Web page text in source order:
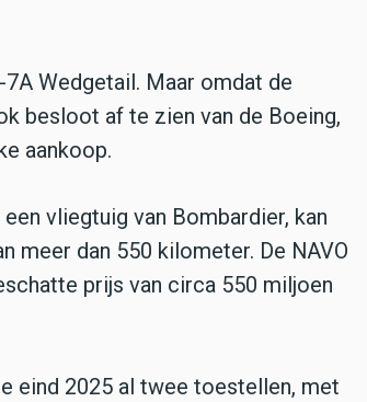
Wedgetail. Maar omdat de
besloot af te zien van de Boeing,
aankoop.
vliegtuig van Bombardier, kan
meer dan 550 kilometer. De NAVO
prijs van circa 550 miljoen
eind 2025 al twee toestellen, met